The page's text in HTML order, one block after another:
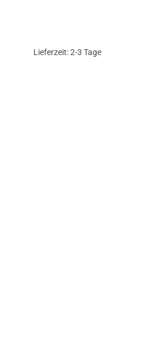
Lieferzeit:2-3 Tage